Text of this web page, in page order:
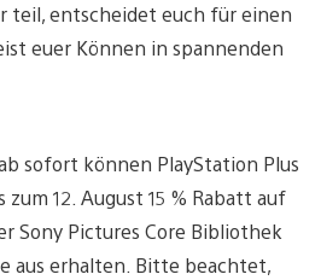
teil, entscheidet euch für einen
euer Können in spannenden
sofort können PlayStation Plus
12. August 15 % Rabatt auf
Sony Pictures Core Bibliothek
aus erhalten. Bitte beachtet,